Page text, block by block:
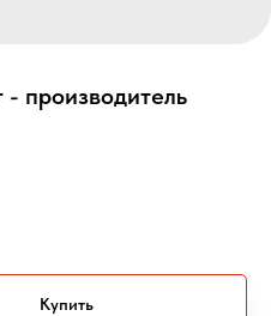
- производитель
Купить